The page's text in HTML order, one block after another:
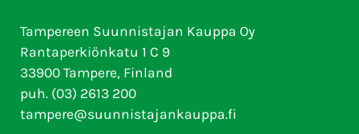
Tampereen Suunnistajan Kauppa Oy
Rantaperkiönkatu 1 C 9
33900 Tampere, Finland
puh. (03) 2613 200
tampere@suunnistajankauppa.fi